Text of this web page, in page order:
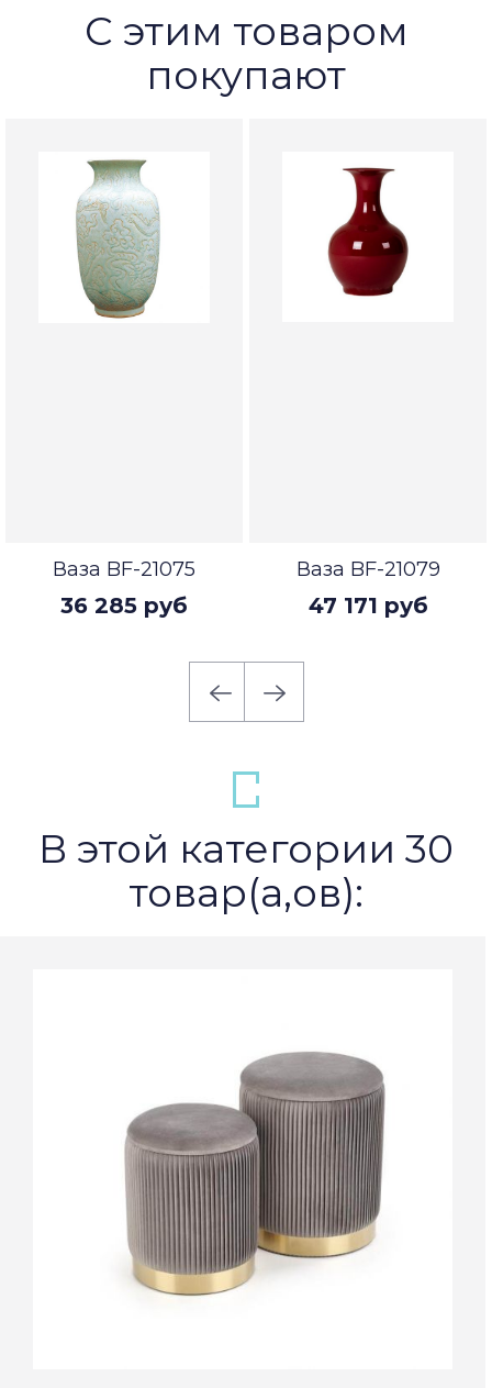
С этим товаром
покупают
Ваза BF-21075
36 285 руб
Ваза BF-21079
47 171 руб
В этой категории 30
товар(а,ов):